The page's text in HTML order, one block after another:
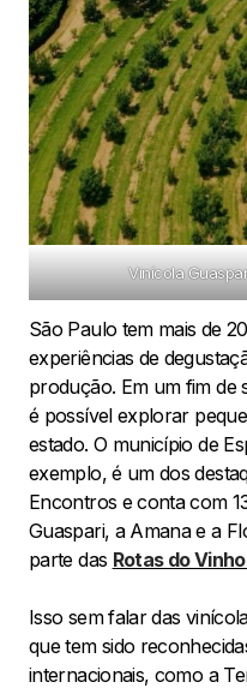
Vinícola
São Paulo tem mais de
experiências de
produção. Em um fim de
é possível explorar
estado. O município de
exemplo, é um dos
Encontros e conta com
Guaspari, a Amana e a
parte das Rotas do
Isso sem falar das
que tem sido
internacionais, como a